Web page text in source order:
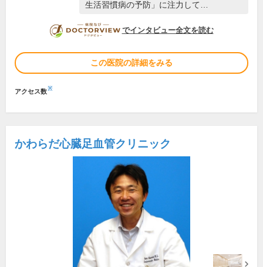
生活習慣病の予防」に注力して…
DOCTORVIEW
でインタビュー全文を読む
この医院の詳細をみる
アクセス数※
かわらだ心臓足血管クリニック